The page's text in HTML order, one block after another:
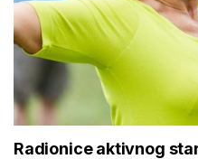
Radionice aktivnog